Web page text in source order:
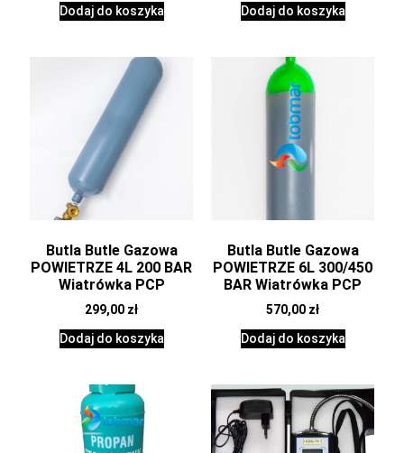
Dodaj do koszyka
Dodaj do koszyka
Butla Butle Gazowa
POWIETRZE 4L 200 BAR
Wiatrówka PCP
299,00 zł
Dodaj do koszyka
Butla Butle Gazowa
POWIETRZE 6L 300/450
BAR Wiatrówka PCP
570,00 zł
Dodaj do koszyka